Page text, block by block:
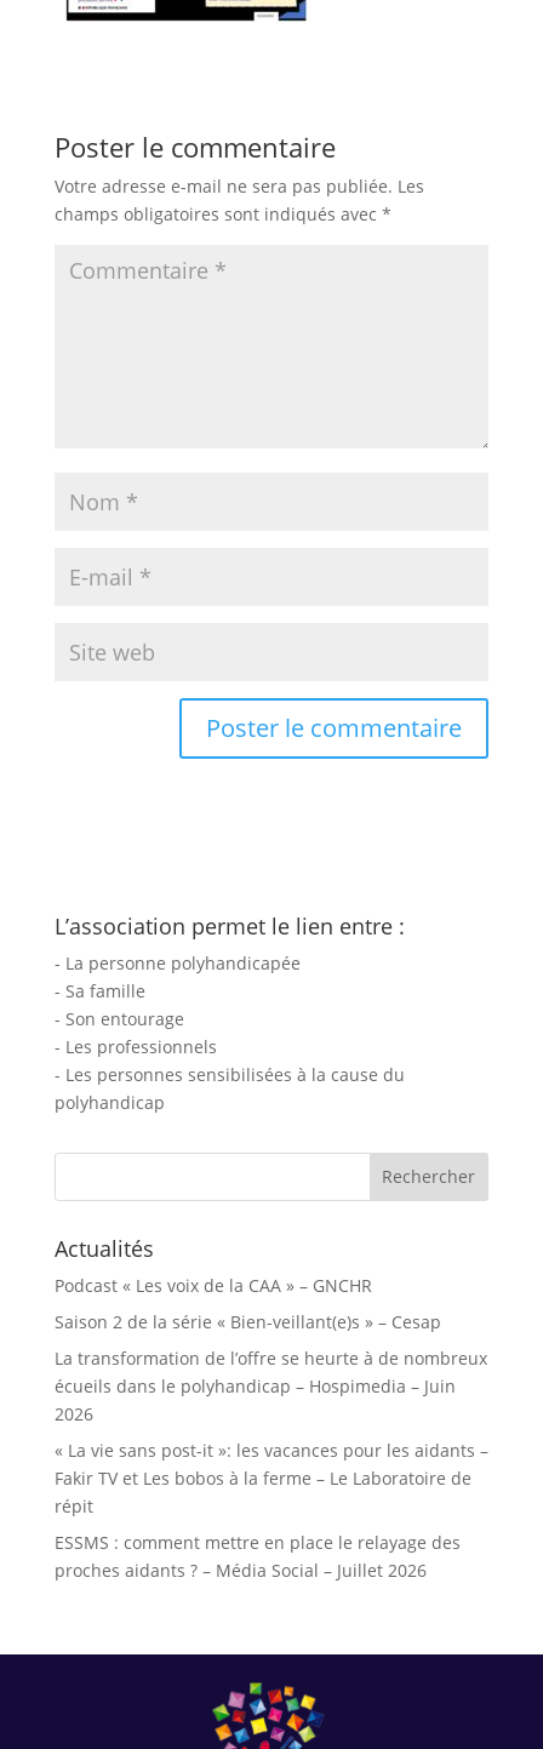
Poster le commentaire
Votre adresse e-mail ne sera pas publiée. Les
champs obligatoires sont indiqués avec *
L’association permet le lien entre :
- La personne polyhandicapée
- Sa famille
- Son entourage
- Les professionnels
- Les personnes sensibilisées à la cause du
polyhandicap
Rechercher :
Actualités
Podcast « Les voix de la CAA » – GNCHR
Saison 2 de la série « Bien-veillant(e)s » – Cesap
La transformation de l’offre se heurte à de nombreux
écueils dans le polyhandicap – Hospimedia – Juin
2026
« La vie sans post-it »: les vacances pour les aidants –
Fakir TV et Les bobos à la ferme – Le Laboratoire de
répit
ESSMS : comment mettre en place le relayage des
proches aidants ? – Média Social – Juillet 2026